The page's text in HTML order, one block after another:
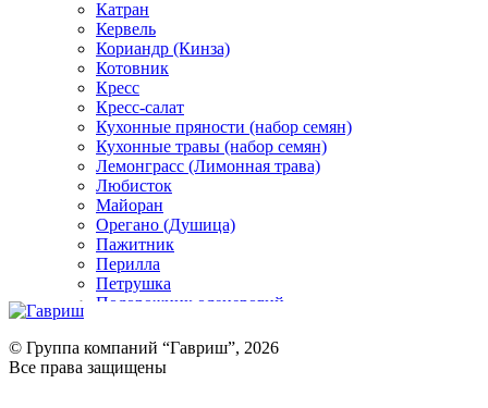
Катран
Кервель
Кориандр (Кинза)
Котовник
Кресс
Кресс-салат
Кухонные пряности (набор семян)
Кухонные травы (набор семян)
Лемонграсс (Лимонная трава)
Любисток
Майоран
Орегано (Душица)
Пажитник
Перилла
Петрушка
Подорожник оленерогий
Ревень
Рукола
Рута
© Группа компаний “Гавриш”, 2026
Все права защищены